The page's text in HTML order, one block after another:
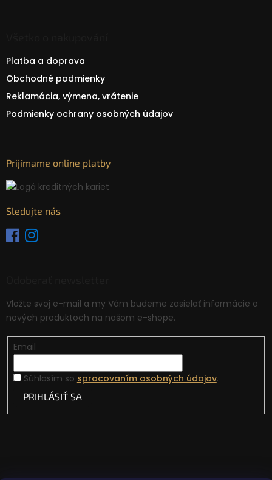
Platba a doprava
Obchodné podmienky
Reklamácia, výmena, vrátenie
Podmienky ochrany osobných údajov
Prijímame online platby
Sledujte nás
Vložte svoj e-mail a my Vám budeme zasielať informácie o
nových produktoch na našom e-shope.
Email
Súhlasím so spracovaním osobných údajov.
PRIHLÁSIŤ SA